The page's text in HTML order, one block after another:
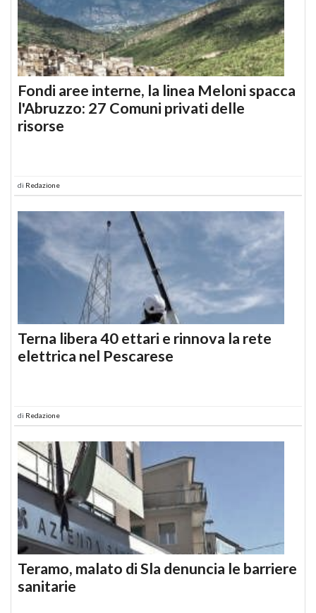
Fondi aree interne, la linea Meloni spacca
l'Abruzzo: 27 Comuni privati delle
risorse
di Redazione
Terna libera 40 ettari e rinnova la rete
elettrica nel Pescarese
di Redazione
Teramo, malato di Sla denuncia le barriere
sanitarie